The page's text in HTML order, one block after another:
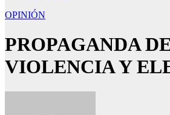
OPINIÓN
PROPAGANDA
VIOLENCIA Y